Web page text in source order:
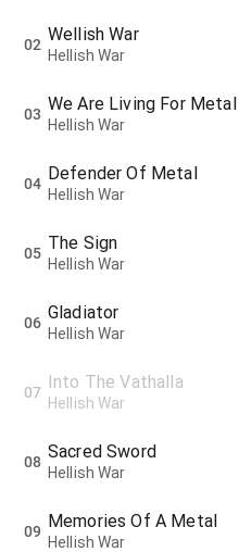
02 Wellish War
Hellish War
03 We Are Living For Metal
Hellish War
04 Defender Of Metal
Hellish War
05 The Sign
Hellish War
06 Gladiator
Hellish War
07 Into The Vathalla
Hellish War
08 Sacred Sword
Hellish War
09 Memories Of A Metal
Hellish War